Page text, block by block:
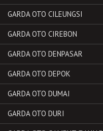
GARDA OTO CILEUNGSI
GARDA OTO CIREBON
GARDA OTO DENPASAR
GARDA OTO DEPOK
GARDA OTO DUMAI
GARDA OTO DURI